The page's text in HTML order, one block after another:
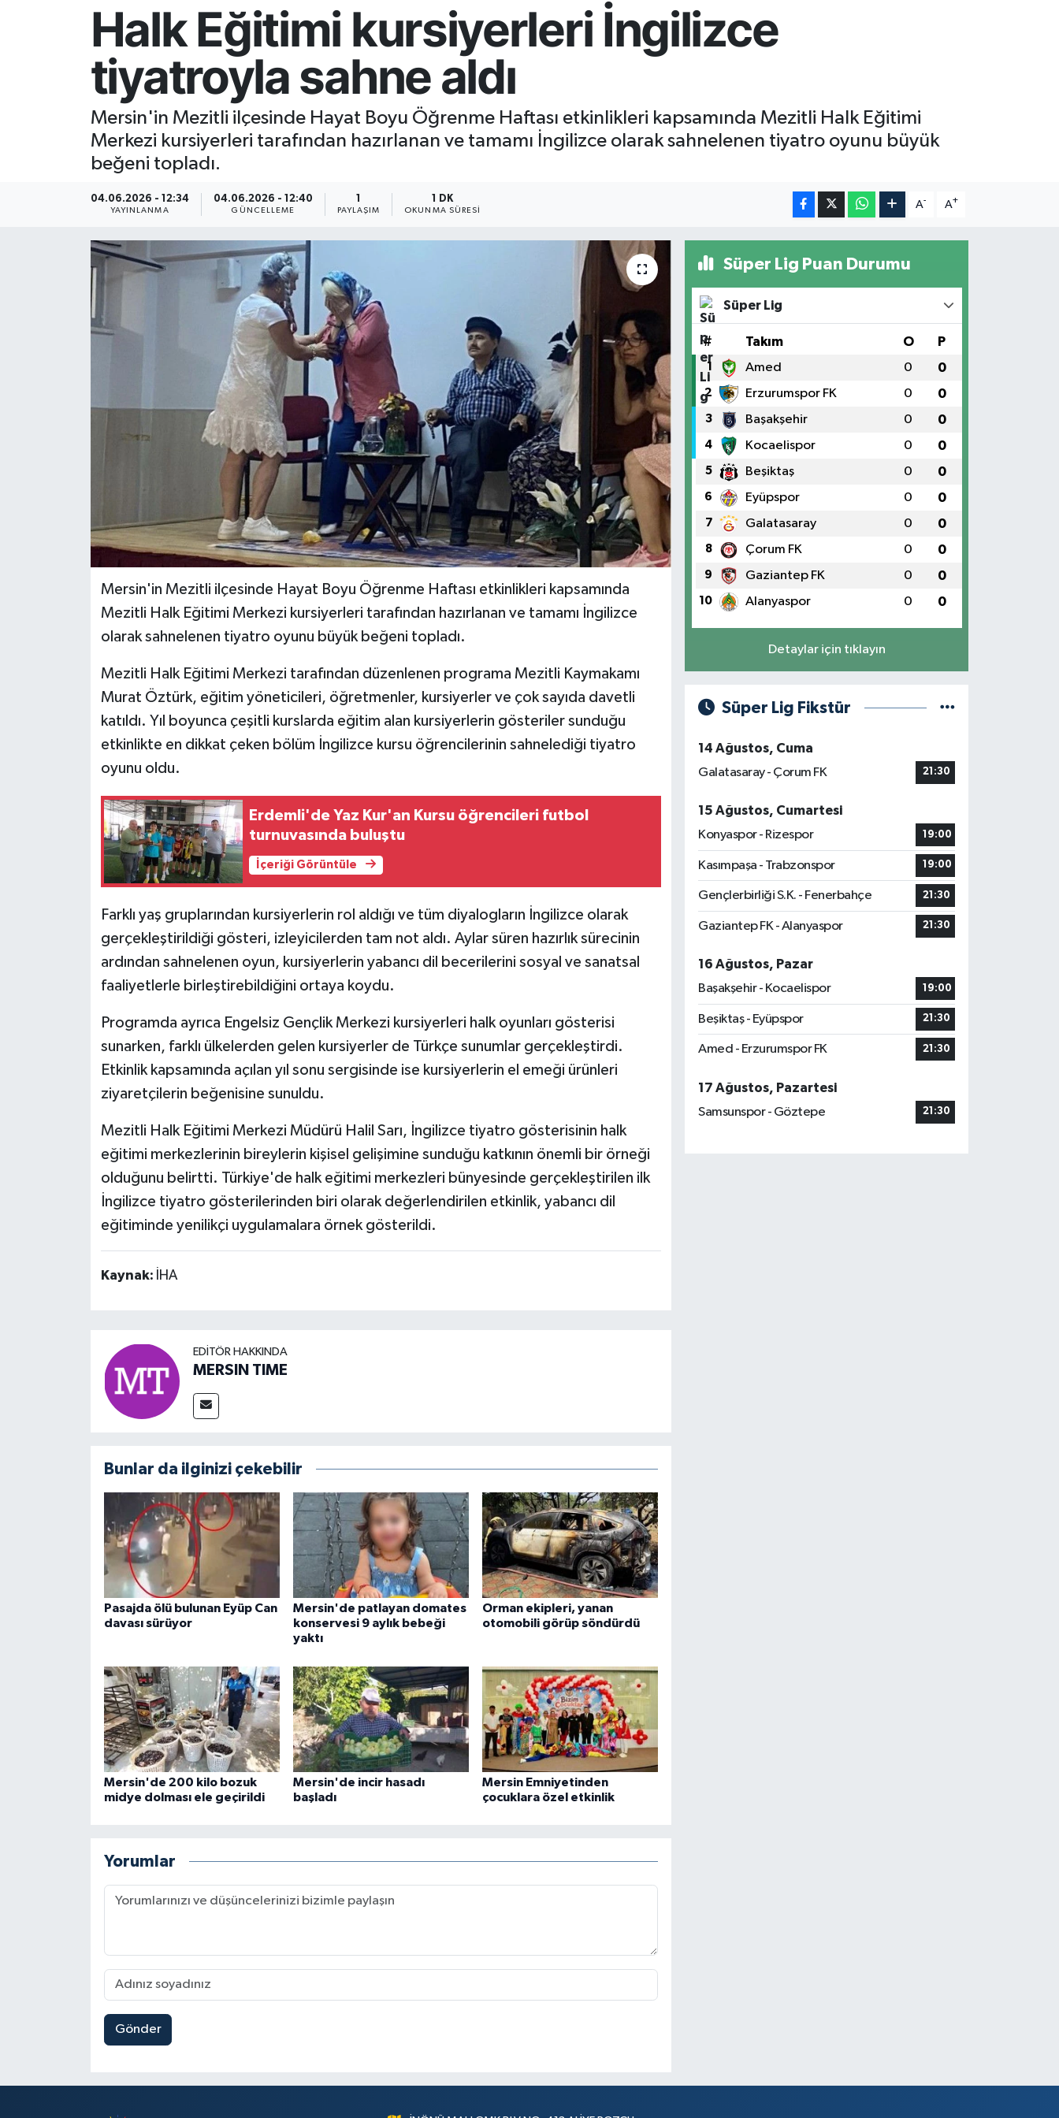
Halk Eğitimi kursiyerleri İngilizce
tiyatroyla sahne aldı
Mersin'in Mezitli ilçesinde Hayat Boyu Öğrenme Haftası etkinlikleri kapsamında Mezitli Halk Eğitimi
Merkezi kursiyerleri tarafından hazırlanan ve tamamı İngilizce olarak sahnelenen tiyatro oyunu büyük
beğeni topladı.
04.06.2026 - 12:34
YAYINLANMA
04.06.2026 - 12:40
GÜNCELLEME PAYLAŞIM
1 DK
OKUNMA SÜRESI
A- A+
Mersin'in Mezitli ilçesinde Hayat Boyu Öğrenme Haftası etkinlikleri kapsamında
Mezitli Halk Eğitimi Merkezi kursiyerleri tarafından hazırlanan ve tamamı İngilizce
olarak sahnelenen tiyatro oyunu büyük beğeni topladı.
Mezitli Halk Eğitimi Merkezi tarafından düzenlenen programa Mezitli Kaymakamı
Murat Öztürk, eğitim yöneticileri, öğretmenler, kursiyerler ve çok sayıda davetli
katıldı. Yıl boyunca çeşitli kurslarda eğitim alan kursiyerlerin gösteriler sunduğu
etkinlikte en dikkat çeken bölüm İngilizce kursu öğrencilerinin sahnelediği tiyatro
oyunu oldu.
Erdemli'de Yaz Kur'an Kursu öğrencileri futbol
turnuvasında buluştu
İçeriği Görüntüle
Farklı yaş gruplarından kursiyerlerin rol aldığı ve tüm diyalogların İngilizce olarak
gerçekleştirildiği gösteri, izleyicilerden tam not aldı. Aylar süren hazırlık sürecinin
ardından sahnelenen oyun, kursiyerlerin yabancı dil becerilerini sosyal ve sanatsal
faaliyetlerle birleştirebildiğini ortaya koydu.
Programda ayrıca Engelsiz Gençlik Merkezi kursiyerleri halk oyunları gösterisi
sunarken, farklı ülkelerden gelen kursiyerler de Türkçe sunumlar gerçekleştirdi.
Etkinlik kapsamında açılan yıl sonu sergisinde ise kursiyerlerin el emeği ürünleri
ziyaretçilerin beğenisine sunuldu.
Mezitli Halk Eğitimi Merkezi Müdürü Halil Sarı, İngilizce tiyatro gösterisinin halk
eğitimi merkezlerinin bireylerin kişisel gelişimine sunduğu katkının önemli bir örneği
olduğunu belirtti. Türkiye'de halk eğitimi merkezleri bünyesinde gerçekleştirilen ilk
İngilizce tiyatro gösterilerinden biri olarak değerlendirilen etkinlik, yabancı dil
eğitiminde yenilikçi uygulamalara örnek gösterildi.
Kaynak: İHA
EDITÖR HAKKINDA
MERSIN TIME
Bunlar da ilginizi çekebilir
Pasajda ölü bulunan Eyüp Can
davası sürüyor
Mersin'de patlayan domates
konservesi 9 aylık bebeği
yaktı
Orman ekipleri, yanan
otomobili görüp söndürdü
Mersin'de 200 kilo bozuk
midye dolması ele geçirildi
Mersin'de incir hasadı
başladı
Mersin Emniyetinden
çocuklara özel etkinlik
Yorumlar
Gönder
Süper Lig Puan Durumu
Süper Lig
# Takım O P
1 Amed 0 0
2 Erzurumspor FK 0 0
3 Başakşehir 0 0
4 Kocaelispor 0 0
5 Beşiktaş 0 0
6 Eyüpspor 0 0
7 Galatasaray 0 0
8 Çorum FK 0 0
9 Gaziantep FK 0 0
10 Alanyaspor 0 0
Detaylar için tıklayın
Süper Lig Fikstür
14 Ağustos, Cuma
Galatasaray - Çorum FK
21:30
15 Ağustos, Cumartesi
Konyaspor - Rizespor
19:00
Kasımpaşa - Trabzonspor 19:00
Gençlerbirliği S.K. - Fenerbahçe 21:30
Gaziantep FK - Alanyaspor 21:30
16 Ağustos, Pazar
Başakşehir - Kocaelispor
19:00
Beşiktaş - Eyüpspor 21:30
Amed - Erzurumspor FK 21:30
17 Ağustos, Pazartesi
Samsunspor - Göztepe
21:30
Resmi İlan